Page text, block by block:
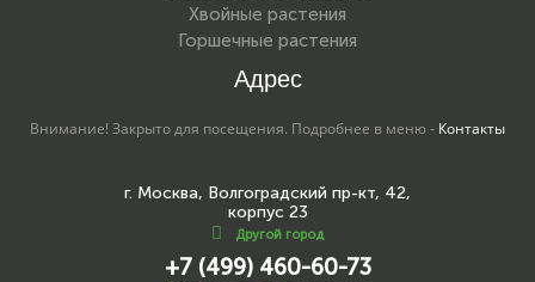
Хвойные растения
Горшечные растения
Адрес
Внимание! Закрыто для посещения. Подробнее в меню - Контакты
г. Москва, Волгоградский пр-кт, 42,
корпус 23
Другой город
+7 (499) 460-60-73